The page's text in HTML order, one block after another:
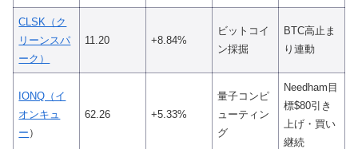
CLSK（ク
リーンスパ
ーク）
11.20 +8.84%
ビットコイ
ン採掘
BTC高止ま
り連動
IONQ（イ
オンキュ
ー ）
62.26 +5.33%
量子コンピ
ューティン
グ
Needham目
標$80引き
上げ・買い
継続